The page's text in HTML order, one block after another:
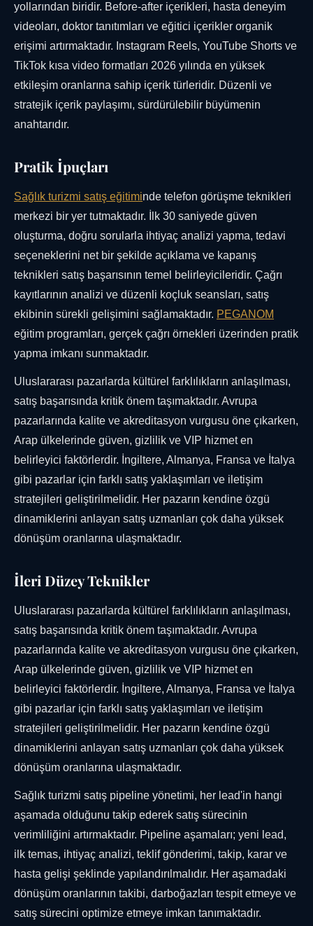
yollarından biridir. Before-after içerikleri, hasta deneyim
videoları, doktor tanıtımları ve eğitici içerikler organik
erişimi artırmaktadır. Instagram Reels, YouTube Shorts ve
TikTok kısa video formatları 2026 yılında en yüksek
etkileşim oranlarına sahip içerik türleridir. Düzenli ve
stratejik içerik paylaşımı, sürdürülebilir büyümenin
anahtarıdır.
Pratik İpuçları
Sağlık turizmi satış eğitiminde telefon görüşme teknikleri
merkezi bir yer tutmaktadır. İlk 30 saniyede güven
oluşturma, doğru sorularla ihtiyaç analizi yapma, tedavi
seçeneklerini net bir şekilde açıklama ve kapanış
teknikleri satış başarısının temel belirleyicileridir. Çağrı
kayıtlarının analizi ve düzenli koçluk seansları, satış
ekibinin sürekli gelişimini sağlamaktadır. PEGANOM
eğitim programları, gerçek çağrı örnekleri üzerinden pratik
yapma imkanı sunmaktadır.
Uluslararası pazarlarda kültürel farklılıkların anlaşılması,
satış başarısında kritik önem taşımaktadır. Avrupa
pazarlarında kalite ve akreditasyon vurgusu öne çıkarken,
Arap ülkelerinde güven, gizlilik ve VIP hizmet en
belirleyici faktörlerdir. İngiltere, Almanya, Fransa ve İtalya
gibi pazarlar için farklı satış yaklaşımları ve iletişim
stratejileri geliştirilmelidir. Her pazarın kendine özgü
dinamiklerini anlayan satış uzmanları çok daha yüksek
dönüşüm oranlarına ulaşmaktadır.
İleri Düzey Teknikler
Uluslararası pazarlarda kültürel farklılıkların anlaşılması,
satış başarısında kritik önem taşımaktadır. Avrupa
pazarlarında kalite ve akreditasyon vurgusu öne çıkarken,
Arap ülkelerinde güven, gizlilik ve VIP hizmet en
belirleyici faktörlerdir. İngiltere, Almanya, Fransa ve İtalya
gibi pazarlar için farklı satış yaklaşımları ve iletişim
stratejileri geliştirilmelidir. Her pazarın kendine özgü
dinamiklerini anlayan satış uzmanları çok daha yüksek
dönüşüm oranlarına ulaşmaktadır.
Sağlık turizmi satış pipeline yönetimi, her lead'in hangi
aşamada olduğunu takip ederek satış sürecinin
verimliliğini artırmaktadır. Pipeline aşamaları; yeni lead,
ilk temas, ihtiyaç analizi, teklif gönderimi, takip, karar ve
hasta gelişi şeklinde yapılandırılmalıdır. Her aşamadaki
dönüşüm oranlarının takibi, darboğazları tespit etmeye ve
satış sürecini optimize etmeye imkan tanımaktadır.